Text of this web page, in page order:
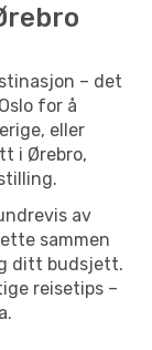
– det
for å
eller
i Ørebro,
av
sammen
ditt budsjett.
reisetips –